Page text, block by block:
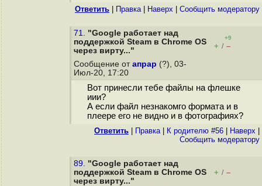
Ответить Правка| Наверх Cообщить модератору
71. "Google работает над
поддержкой Steam в Chrome OS
через вирту..."
+9
+ / –
Сообщение от апрар (?), 03-
Июл-20, 17:20
Вот принесли тебе файлы на флешке
иии?
А если файл незнакомго формата и в
плеере его не видно и в фотографиях?
Ответить Правка| К родителю #56 Наверх
Cообщить модератору
89. "Google работает над
поддержкой Steam в Chrome OS
через вирту..."
+ / –